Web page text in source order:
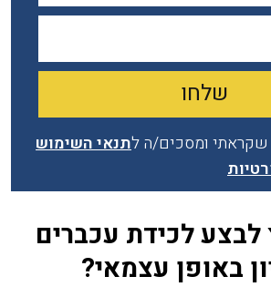
ומסכים/ה לתנאי השימוש
לכידת עכברים
באופן עצמאי?